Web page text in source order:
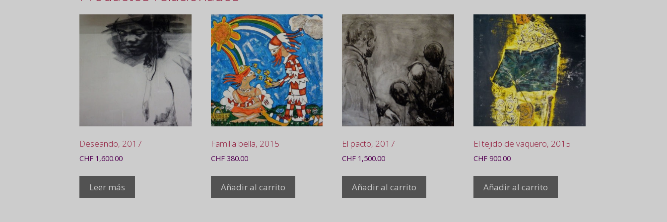
Deseando, 2017
CHF 1,600.00
Leer más
Familia bella, 2015
CHF380.00
Añadir al carrito
El pacto, 2017
CHF 1,500.00
Añadir al carrito
El tejido de vaquero, 2015
CHF 900.00
Añadir al carrito